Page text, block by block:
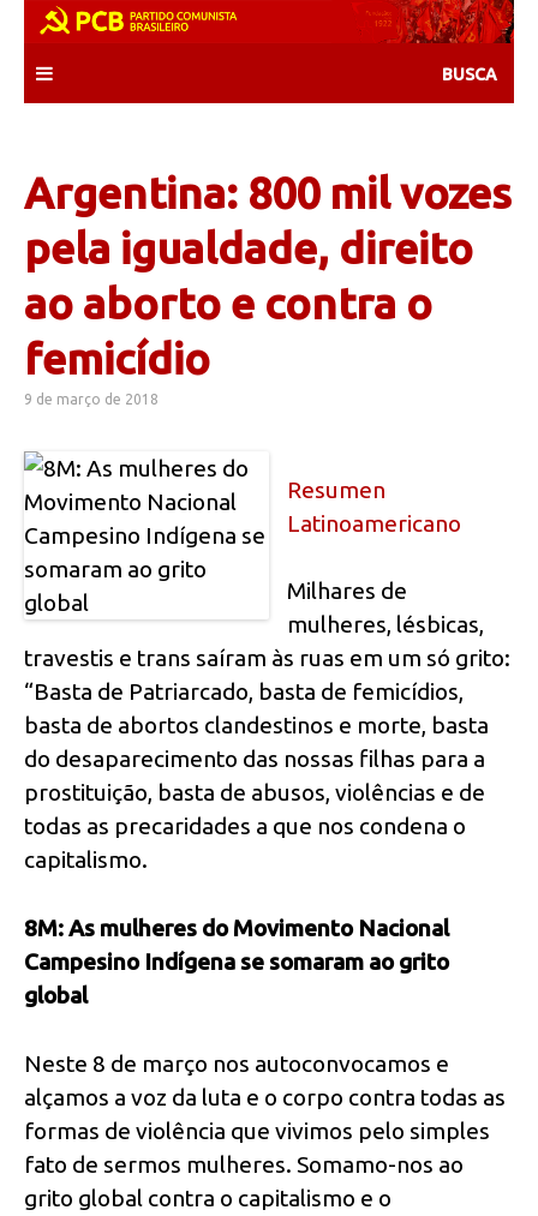
content
Argentina: 800 mil vozes
pela igualdade, direito
ao aborto e contra o
femicídio
9 de março de 2018
Resumen
Latinoamericano
Milhares de
mulheres, lésbicas,
travestis e trans saíram às ruas em um só grito:
“Basta de Patriarcado, basta de femicídios,
basta de abortos clandestinos e morte, basta
do desaparecimento das nossas filhas para a
prostituição, basta de abusos, violências e de
todas as precaridades a que nos condena o
capitalismo.
8M: As mulheres do Movimento Nacional
Campesino Indígena se somaram ao grito
global
Neste 8 de março nos autoconvocamos e
alçamos a voz da luta e o corpo contra todas as
formas de violência que vivimos pelo simples
fato de sermos mulheres. Somamo-nos ao
grito global contra o capitalismo e o